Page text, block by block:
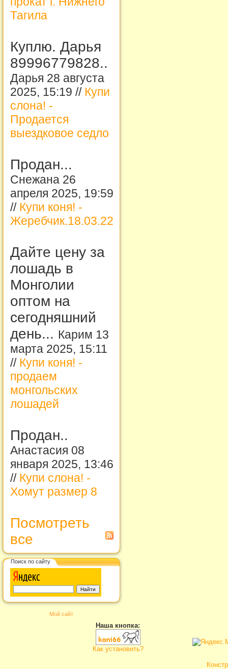
Тагила
Куплю. Дарья
89996779828..
Дарья 28 августа
2025, 15:19 // Купи
слона! -
Продается
выездковое седло
Продан...
Снежана 26
апреля 2025, 19:59
// Купи коня! -
Жеребчик.18.03.22
Дайте цену за
лошадь в
Монголии
оптом на
сегодняшний
день... Карим 13
марта 2025, 15:11
// Купи коня! -
продаем
монгольских
лошадей
Продан..
Анастасия 08
января 2025, 13:46
// Купи слона! -
Хомут размер 8
Посмотреть
все
Поиск по сайту
Мой сайт
Наша кнопка:
Как установить?